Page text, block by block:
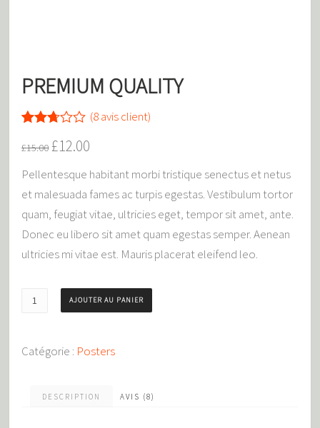
PREMIUM QUALITY
2.63
basé
notations
(8avis client)
£15.00 £12.00
Pellentesque habitant morbi tristique senectus et netus
et malesuada fames ac turpis egestas. Vestibulum tortor
quam, feugiat vitae, ultricies eget, tempor sit amet, ante.
Donec eu libero sit amet quam egestas semper. Aenean
ultricies mi vitae est. Mauris placerat eleifend leo.
AJOUTER AU PANIER
Catégorie : Posters
DESCRIPTION AVIS (8)